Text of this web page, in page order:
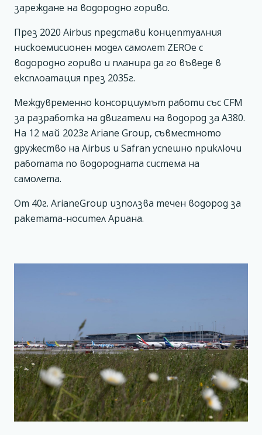
зареждане на водородно гориво.
През 2020 Airbus представи концептуалния
нискоемисионен модел самолет ZEROe с
водородно гориво и планира да го въведе в
експлоатация през 2035г.
Междувременно консорциумът работи със CFM
за разработка на двигатели на водород за А380.
На 12 май 2023г Ariane Group, съвместното
дружество на Airbus и Safran успешно приключи
работата по водородната система на
самолета.
От 40г. ArianeGroup използва течен водород за
ракетата-носител Ариана.